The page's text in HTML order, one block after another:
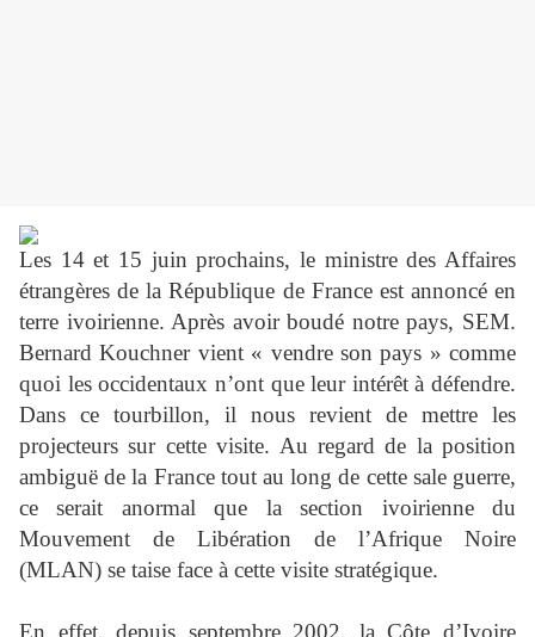
Les 14 et 15 juin prochains, le ministre des Affaires
étrangères de la République de France est annoncé en
terre ivoirienne. Après avoir boudé notre pays, SEM.
Bernard Kouchner vient « vendre son pays » comme
quoi les occidentaux n’ont que leur intérêt à défendre.
Dans ce tourbillon, il nous revient de mettre les
projecteurs sur cette visite. Au regard de la position
ambiguë de la France tout au long de cette sale guerre,
ce serait anormal que la section ivoirienne du
Mouvement de Libération de l’Afrique Noire
(MLAN) se taise face à cette visite stratégique.
En effet, depuis septembre 2002, la Côte d’Ivoire